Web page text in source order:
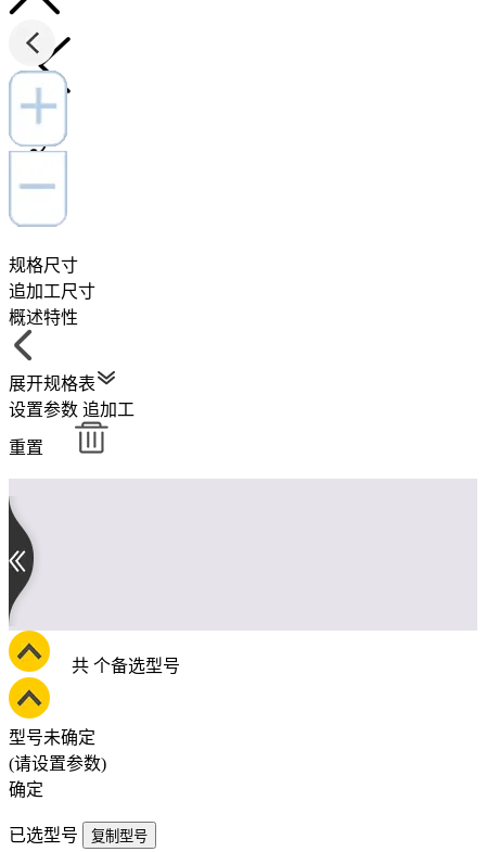
规格尺寸
追加工尺寸
概述特性
展开规格表
设置参数 追加工
重置
共 个备选型号
型号未确定
(请设置参数)
确定
已选型号 复制型号